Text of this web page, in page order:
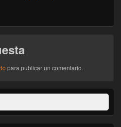
para publicar un comentario.